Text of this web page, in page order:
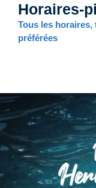
Aller
contenu
Horaires-
Tous les
préférées